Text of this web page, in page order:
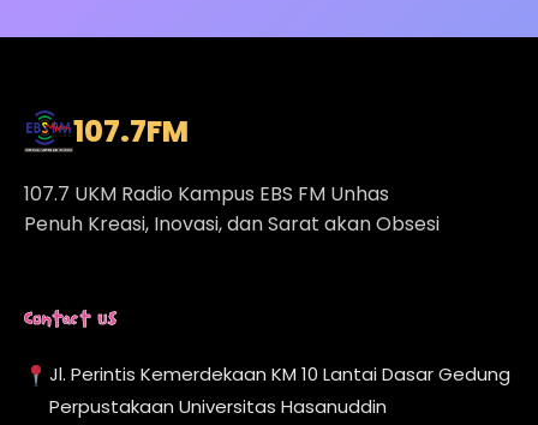
107.7FM
107.7 UKM Radio Kampus EBS FM Unhas
Penuh Kreasi, Inovasi, dan Sarat akan Obsesi
Contact Us
Jl. Perintis Kemerdekaan KM 10 Lantai Dasar Gedung
Perpustakaan Universitas Hasanuddin